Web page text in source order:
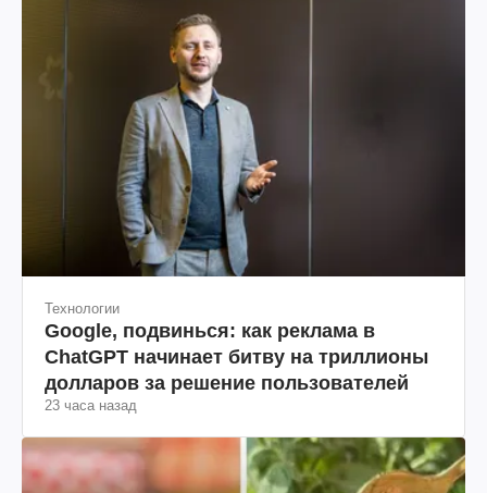
Технологии
Google, подвинься: как реклама в
ChatGPT начинает битву на триллионы
долларов за решение пользователей
23 часа назад